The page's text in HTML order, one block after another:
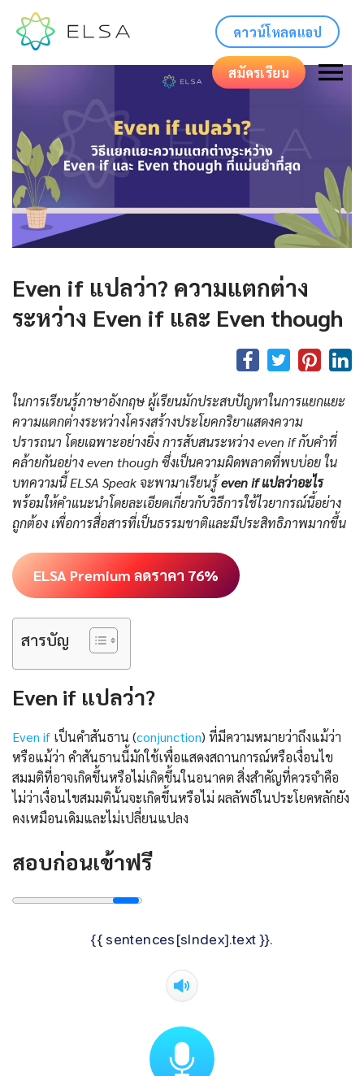
ดาวน์โหลดแอป
สมัครเรียน
Even if แปลว่า? ความแตกต่าง
ระหว่าง Even if และ Even though
ในการเรียนรู้ภาษาอังกฤษ ผู้เรียนมักประสบปัญหาในการแยกแยะ
ความแตกต่างระหว่างโครงสร้างประโยคกริยาแสดงความ
ปรารถนา โดยเฉพาะอย่างยิ่ง การสับสนระหว่าง even if กับคำที่
คล้ายกันอย่าง even though ซึ่งเป็นความผิดพลาดที่พบบ่อย ใน
บทความนี้ ELSA Speak จะพามาเรียนรู้even if แปลว่าอะไร
พร้อมให้คำแนะนำโดยละเอียดเกี่ยวกับวิธีการใช้ไวยากรณ์นี้อย่าง
ถูกต้อง เพื่อการสื่อสารที่เป็นธรรมชาติและมีประสิทธิภาพมากขึ้น
ELSA Premium ลดราคา 76%
สารบัญ
Even if แปลว่า?
Even if เป็นคำสันธาน (conjunction) ที่มีความหมายว่าถึงแม้ว่า
หรือแม้ว่า คำสันธานนี้มักใช้เพื่อแสดงสถานการณ์หรือเงื่อนไข
สมมติที่อาจเกิดขึ้นหรือไม่เกิดขึ้นในอนาคต สิ่งสำคัญที่ควรจำคือ
ไม่ว่าเงื่อนไขสมมตินั้นจะเกิดขึ้นหรือไม่ ผลลัพธ์ในประโยคหลักยัง
คงเหมือนเดิมและไม่เปลี่ยนแปลง
สอบก่อนเข้าฟรี
{{ sentences[sIndex].text }}.